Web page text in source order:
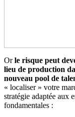
Orle risque peut
lieu de production
nouveau pool de
« localiser » votre
stratégie adaptée aux
fondamentales :